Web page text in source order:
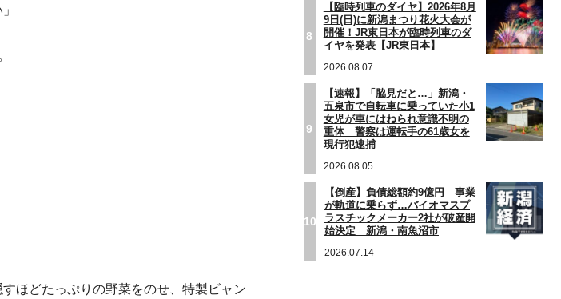
ほどたっぷりの野菜をのせ、特製ビャン
8
【臨時列車のダイヤ】2026年8月
9日(日)に新潟まつり花火大会が
開催！JR東日本が臨時列車のダ
イヤを発表【JR東日本】
2026.08.07
9
【速報】「脇見だと…」新潟・
五泉市で自転車に乗っていた小1
女児が車にはねられ意識不明の
重体 警察は運転手の61歳女を
現行犯逮捕
2026.08.05
10
【倒産】負債総額約9億円 事業
が軌道に乗らず…バイオマスプ
ラスチックメーカー2社が破産開
始決定 新潟・南魚沼市
2026.07.14